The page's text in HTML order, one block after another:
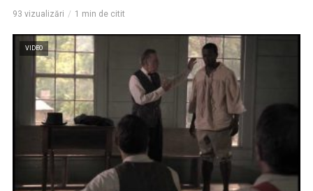
93 vizualizări 1 min de citit
VIDEO